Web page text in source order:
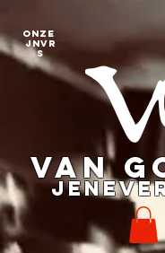
VAN
Onze
jnvr
s